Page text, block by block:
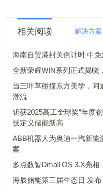
相关阅读 解决方案
海南自贸港封关倒计时 中
全新荣耀WIN系列正式揭晓
当三叶草碰撞东方美学，阿
潮流
斩获2025高工金球奖“年度
技定义储能新高
ABB机器人为奥迪一汽新能
案
多点数智Dmall OS 3.X亮相
海辰储能第三届生态日 发